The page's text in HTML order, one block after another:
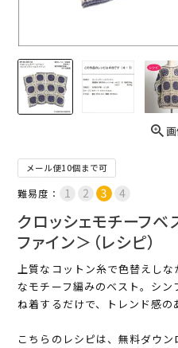
メール便10個まで可
難易度：
クロッシェモチーフベ
ファイン＞（レシピ）
上質なコットン糸で色替えし
なモチーフ編みのベスト。シ
ね着するだけで、トレンド感の
こちらのレシピは、無料ダウ